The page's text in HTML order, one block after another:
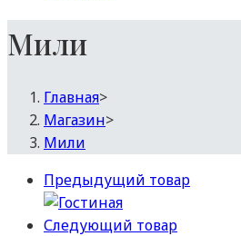
Мили
Главная>
Магазин>
Мили
Предыдущий товар
Следующий товар